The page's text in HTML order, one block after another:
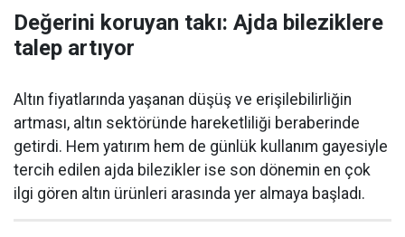
Değerini koruyan takı: Ajda bileziklere
talep artıyor
Altın fiyatlarında yaşanan düşüş ve erişilebilirliğin
artması, altın sektöründe hareketliliği beraberinde
getirdi. Hem yatırım hem de günlük kullanım gayesiyle
tercih edilen ajda bilezikler ise son dönemin en çok
ilgi gören altın ürünleri arasında yer almaya başladı.